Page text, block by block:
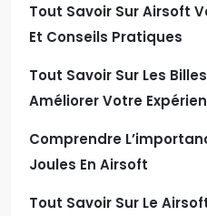
Tout Savoir Sur Airsoft
Et Conseils Pratiques
Tout Savoir Sur Les
Améliorer Votre
Comprendre
Joules En Airsoft
Tout Savoir Sur Le